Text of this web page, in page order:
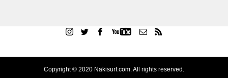
Copyright © 2020 Nakisurf.com. All rights reserved.